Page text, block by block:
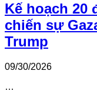
Kế hoạch 20
chiến sự
Trump
09/30/2026
…